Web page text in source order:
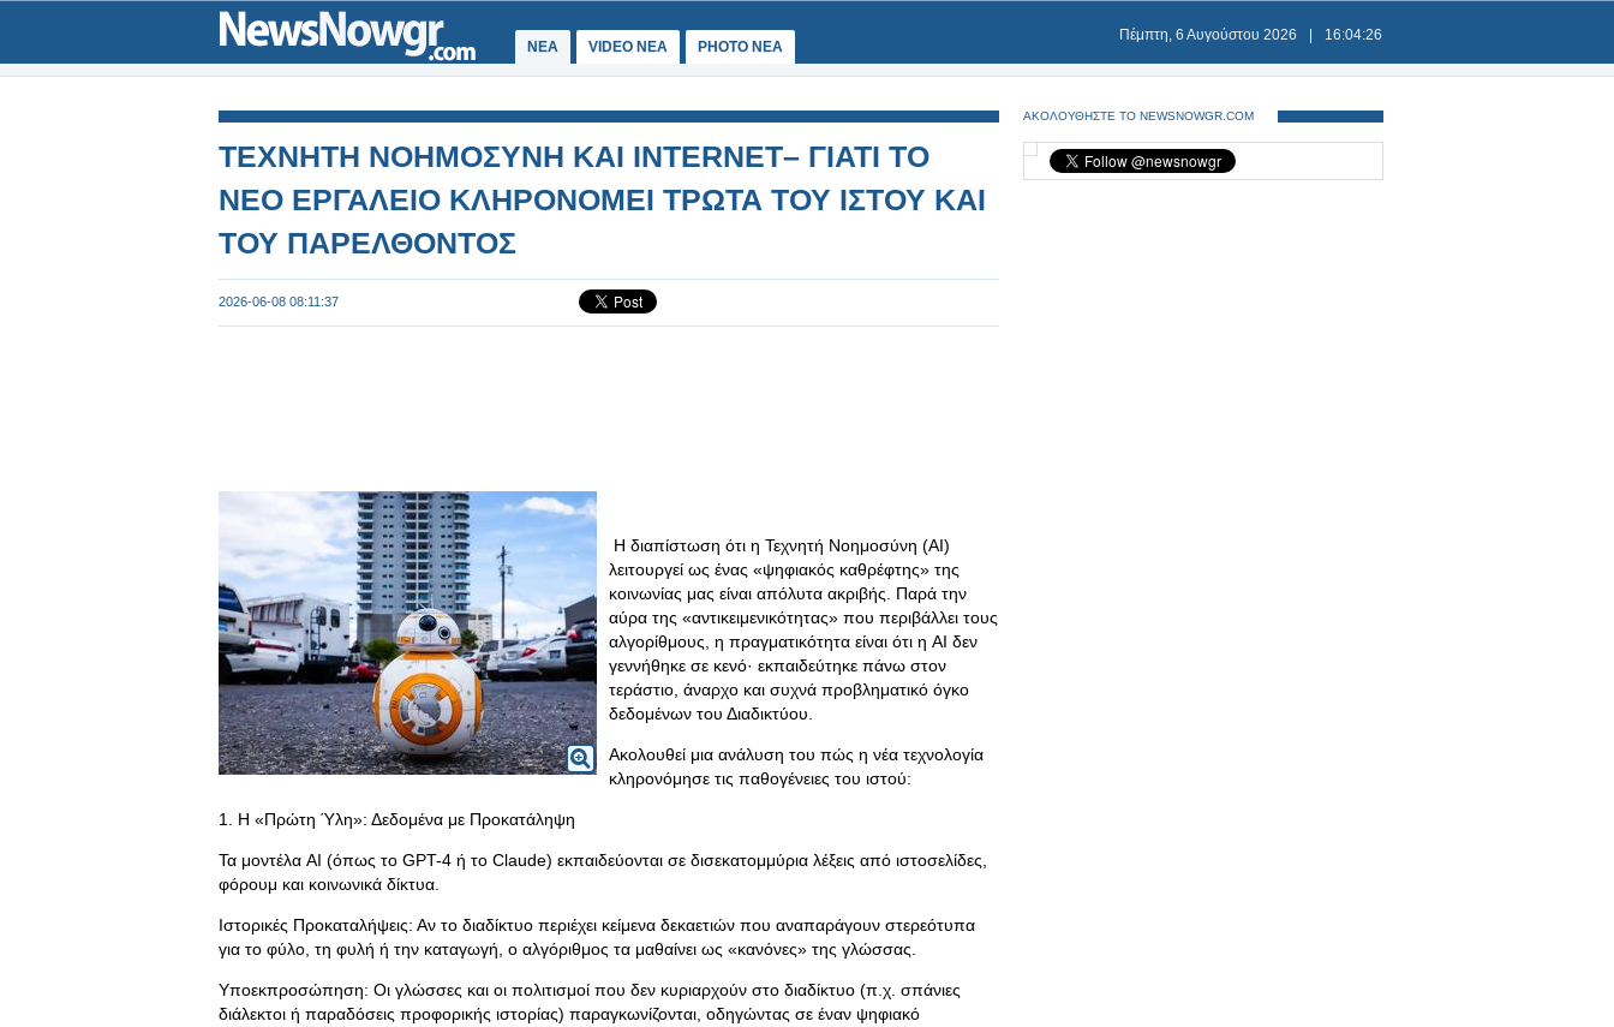
ΝΕΑ VIDEO NEA PHOTO NEA
Πέμπτη, 6 Αυγούστου 2026 16:04:26
ΤΕΧΝΗΤΗ ΝΟΗΜΟΣΥΝΗ ΚΑΙ INTERNET– ΓΙΑΤΙ ΤΟ
ΝΕΟ ΕΡΓΑΛΕΙΟ ΚΛΗΡΟΝΟΜΕΙ ΤΡΩΤΑ ΤΟΥ ΙΣΤΟΥ ΚΑΙ
ΤΟΥ ΠΑΡΕΛΘΟΝΤΟΣ
2026-06-08 08:11:37
Η διαπίστωση ότι η Τεχνητή Νοημοσύνη (AI)
λειτουργεί ως ένας «ψηφιακός καθρέφτης» της
κοινωνίας μας είναι απόλυτα ακριβής. Παρά την
αύρα της «αντικειμενικότητας» που περιβάλλει τους
αλγορίθμους, η πραγματικότητα είναι ότι η AI δεν
γεννήθηκε σε κενό· εκπαιδεύτηκε πάνω στον
τεράστιο, άναρχο και συχνά προβληματικό όγκο
δεδομένων του Διαδικτύου.
Ακολουθεί μια ανάλυση του πώς η νέα τεχνολογία
κληρονόμησε τις παθογένειες του ιστού:
1. Η «Πρώτη Ύλη»: Δεδομένα με Προκατάληψη
Τα μοντέλα AI (όπως το GPT-4 ή το Claude) εκπαιδεύονται σε δισεκατομμύρια λέξεις από ιστοσελίδες,
φόρουμ και κοινωνικά δίκτυα.
Ιστορικές Προκαταλήψεις: Αν το διαδίκτυο περιέχει κείμενα δεκαετιών που αναπαράγουν στερεότυπα
για το φύλο, τη φυλή ή την καταγωγή, ο αλγόριθμος τα μαθαίνει ως «κανόνες» της γλώσσας.
Υποεκπροσώπηση: Οι γλώσσες και οι πολιτισμοί που δεν κυριαρχούν στο διαδίκτυο (π.χ. σπάνιες
διάλεκτοι ή παραδόσεις προφορικής ιστορίας) παραγκωνίζονται, οδηγώντας σε έναν ψηφιακό
ΑΚΟΛΟΥΘΗΣΤΕ ΤΟ NEWSNOWGR.COM